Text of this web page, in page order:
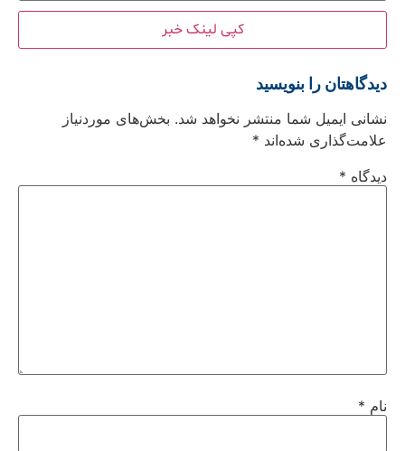
کپی لینک خبر
دیدگاهتان را بنویسید
نشانی ایمیل شما منتشر نخواهد شد. بخش‌های موردنیاز
علامت‌گذاری شده‌اند *
دیدگاه *
نام *